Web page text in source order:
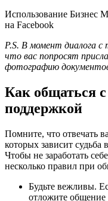
Использование Бизнес
на Facebook
P.S. В момент диалога
что вас попросят
фотографию
Как общаться
поддержкой
Помните, что отвечать
которых зависит судьба
Чтобы не заработать
несколько правил при
Будьте вежливы.
отложите